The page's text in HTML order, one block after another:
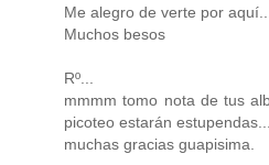
Me alegro de verte por aquí...
Muchos besos
Rº...
mmmm tomo nota de tus
picoteo estarán estupendas...
muchas gracias guapisima.